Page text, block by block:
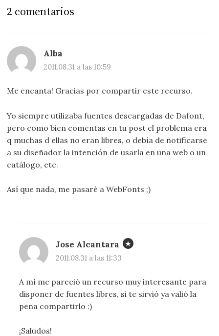
2 comentarios
Alba
2011.08.31 a las 10:59
Me encanta! Gracias por compartir este recurso.
Yo siempre utilizaba fuentes descargadas de Dafont,
pero como bien comentas en tu post el problema era
q muchas d ellas no eran libres, o debía de notificarse
a su diseñador la intención de usarla en una web o un
catálogo, etc.
Así que nada, me pasaré a WebFonts ;)
Jose Alcantara
2011.08.31 a las 11:33
A mí me pareció un recurso muy interesante para
disponer de fuentes libres, si te sirvió ya valió la
pena compartirlo :)
¡Saludos!